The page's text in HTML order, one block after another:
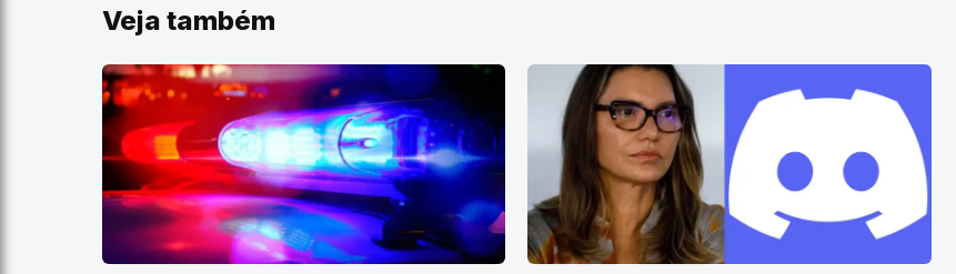
Veja também